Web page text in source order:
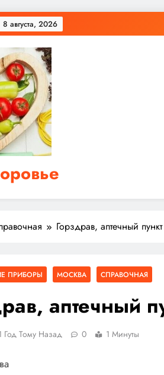
8 августа, 2026
питании, женском и мужском
Горздрав, аптечный
ПРИБОРЫ МОСКВА СПРАВОЧНАЯ
аптечный
Год Тому Назад 0 1 Минуты